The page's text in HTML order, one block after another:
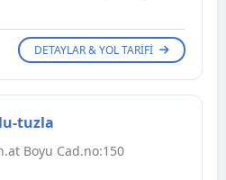
DETAYLAR & YOL TARIFI
tuzla
Boyu Cad.no:150